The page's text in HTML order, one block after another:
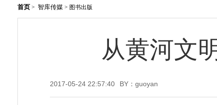
首页 > 智库传媒 > 图书出版
从黄河文
2017-05-24 22:57:40 BY：guoyan